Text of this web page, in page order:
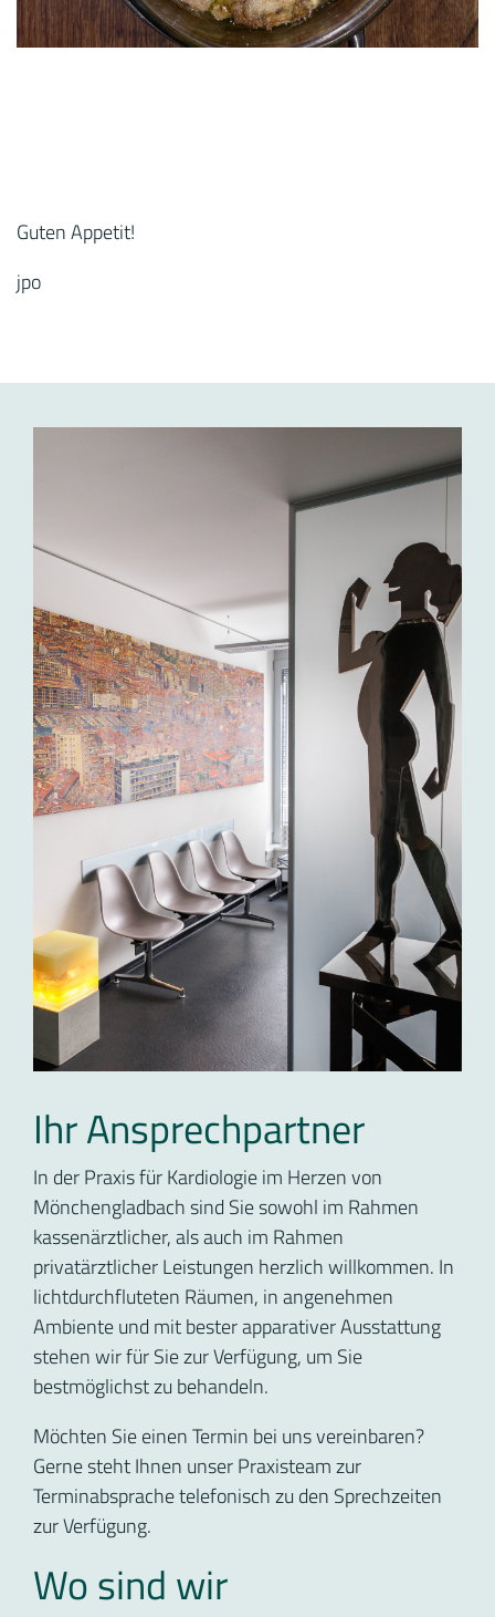
Guten Appetit!
jpo
Ihr Ansprechpartner
In der Praxis für Kardiologie im Herzen von
Mönchengladbach sind Sie sowohl im Rahmen
kassenärztlicher, als auch im Rahmen
privatärztlicher Leistungen herzlich willkommen. In
lichtdurchfluteten Räumen, in angenehmen
Ambiente und mit bester apparativer Ausstattung
stehen wir für Sie zur Verfügung, um Sie
bestmöglichst zu behandeln.
Möchten Sie einen Termin bei uns vereinbaren?
Gerne steht Ihnen unser Praxisteam zur
Terminabsprache telefonisch zu den Sprechzeiten
zur Verfügung.
Wo sind wir